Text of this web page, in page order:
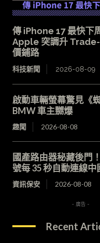
傳 iPhone 17 最快下
Apple 突調升
價鋪路
科技新聞 2026-08-09
啟動車輛螢幕驚見《
BMW 車主嬲爆
趣聞 2026-08-08
國產路由器秘藏後門
號每 35 秒自動連線中
資訊保安 2026-08-08
- 廣告 -
Recent